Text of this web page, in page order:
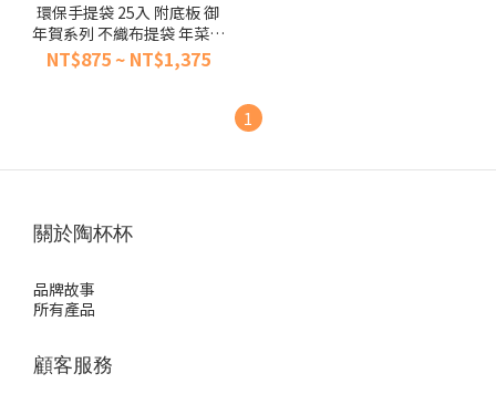
環保手提袋 25入 附底板 御
年賀系列 不織布提袋 年菜袋
【陶杯杯瓷器】餐具餐盤 碗
盤杯筷 台灣現貨
NT$875 ~ NT$1,375
1
關於陶杯杯
品牌故事
所有產品
顧客服務